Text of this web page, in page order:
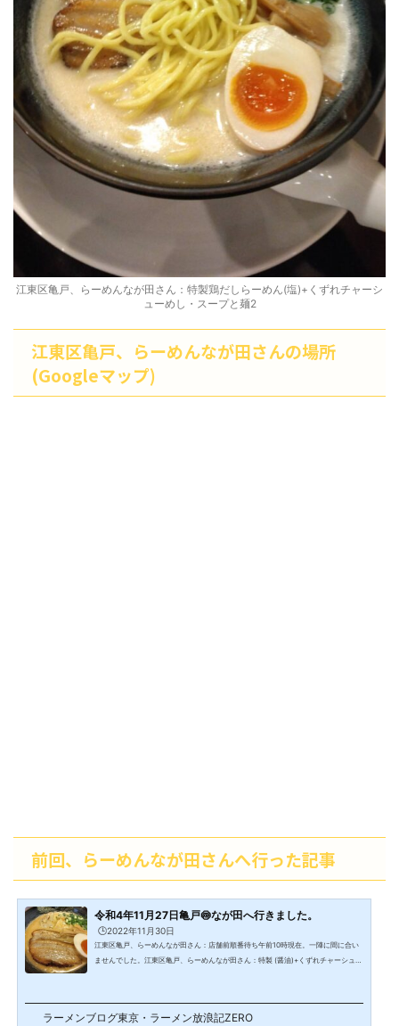
江東区亀戸、らーめんなが田さん：特製鶏だしらーめん(塩)+くずれチャーシ
ューめし・スープと麺2
江東区亀戸、らーめんなが田さんの場所
(Googleマップ)
前回、らーめんなが田さんへ行った記事
令和4年11月27日亀戸🍥なが田へ行きました。
🕒️2022年11月30日
江東区亀戸、らーめんなが田さん：店舗前順番待ち午前10時現在。一陣に間に合い
ませんでした。江東区亀戸、らーめんなが田さん：特製 (醤油)+くずれチャーシュー
油)+くずれチャーシューめし・斜め上から江東区亀戸、らーめんなが田さん：くず
れチャーシューめし・斜め上から江東区亀戸、らーめんなが田さん：くずれチャー
ラーメンブログ東京・ラーメン放浪記ZERO